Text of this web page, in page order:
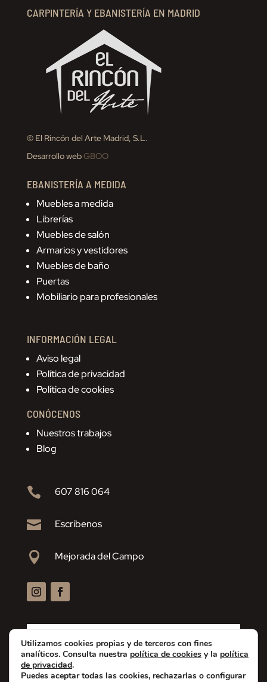
CARPINTERÍA Y EBANISTERÍA EN MADRID
© El Rincón del Arte Madrid, S.L.
Desarrollo webGBOO
EBANISTERÍA A MEDIDA
Muebles a medida
Librerías
Muebles de salón
Armarios y vestidores
Muebles de baño
Puertas
Mobiliario para profesionales
INFORMACIÓN LEGAL
Aviso legal
Política de privacidad
Política de cookies
CONÓCENOS
Nuestros trabajos
Blog
 607 816 064
 Escríbenos
 Mejorada del Campo
Utilizamos cookies propias y de terceros con fines
analíticos. Consulta nuestra política de cookies y la política
de privacidad.
Puedes aceptar todas las cookies, rechazarlas o configurar